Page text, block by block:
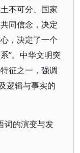
不可分、国家
同信念，决定
，决定了一个
”。中华文明突
征之一，强调
逻辑与事实的
词的演变与发